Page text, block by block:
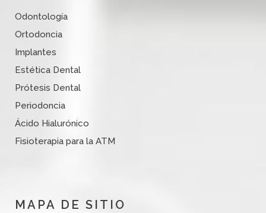
Odontología
Ortodoncia
Implantes
Estética Dental
Prótesis Dental
Periodoncia
Ácido Hialurónico
Fisioterapia para la ATM
MAPA DE SITIO